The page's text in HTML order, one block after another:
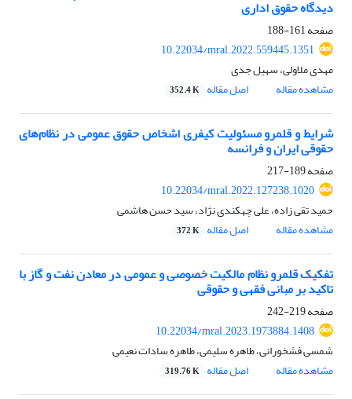
دیدگاه حقوق اداری
صفحه161-188
10.22034/mral.2022.559445.1351
مهدی ملاولی، سهیل جدی
مشاهده مقاله
اصل مقاله 352.4 K
شرایط و قلمرو مسئولیت کیفری اشخاص حقوق عمومی در نظام‌های
حقوقی ایران و فرانسه
صفحه189-217
10.22034/mral.2022.127238.1020
حمید تقی زاده، علی چهکندی نژاد، سید حسن هاشمی
مشاهده مقاله
اصل مقاله 372 K
تفکیک قلمرو نظام مالکیت خصوصی و عمومی در معادن نفت و گاز با
تاکید بر مبانی فقهی و حقوقی
صفحه219-242
10.22034/mral.2023.1973884.1408
شمسی فشخورانی، طاهره سلیمی، طاهره سادات نعیمی
مشاهده مقاله
اصل مقاله 319.76 K